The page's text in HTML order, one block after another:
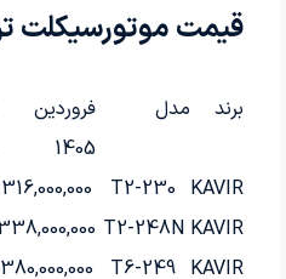
قیمت موتورسیکلت
برند مدل
فروردین
1405
KAVIR
T2-230
316,000,000
KAVIR
T2-248N
KAVIR
T6-249
380,000,000